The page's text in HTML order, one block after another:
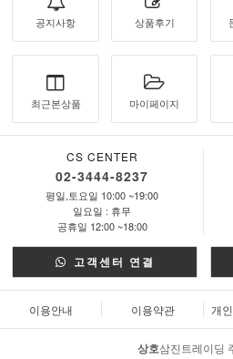
공지사항 상품후기
최근본상품 마이페이지
CS CENTER
02-3444-8237
평일,토요일 10:00 ~19:00
일요일 : 휴무
공휴일 12:00 ~18:00
고객센터 연결
이용안내 이용약관 개
상호삼진트레이딩